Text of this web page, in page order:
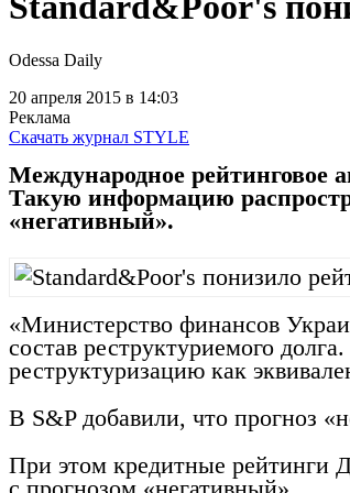
Odessa Daily
20 апреля 2015 в 14:03
Реклама
Скачать журнал STYLE
Международное рейтинговое
Такую информацию
«негативный».
«Министерство финансов
состав реструктуриемого
реструктуризацию как
В S&P добавили, что прогноз
При этом кредитные рейтинги